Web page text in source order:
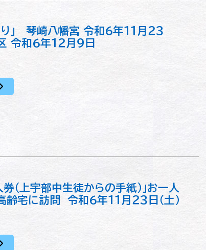
り」 琴崎八幡宮 令和６年１１月２３
令和６年１２月９日
券（上宇部中生徒からの手紙）」お一人
宅に訪問 令和６年１１月２３日（土）